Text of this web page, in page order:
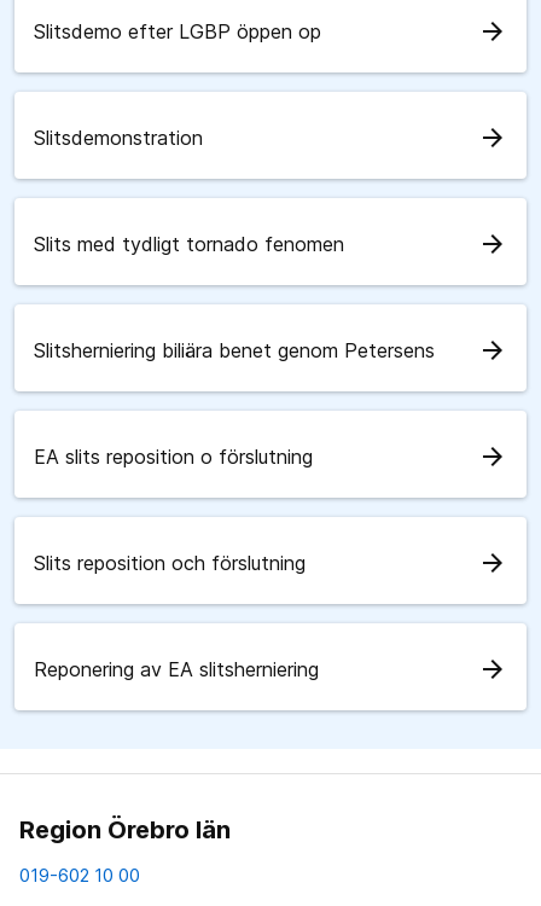
Slitsdemo efter LGBP öppen op arrow_forward
Slitsdemonstration arrow_forward
Slits med tydligt tornado fenomen arrow_forward
Slitsherniering biliära benet genom Petersens arrow_forward
EA slits reposition o förslutning arrow_forward
Slits reposition och förslutning arrow_forward
Reponering av EA slitsherniering arrow_forward
Region Örebro län
019-602 10 00